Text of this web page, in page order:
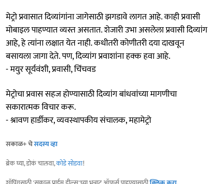
मेट्रो प्रवासात दिव्यांगांना जागेसाठी झगडावे लागत आहे. काही प्रवासी
मोबाइल पाहण्यात व्यस्त असतात. शेजारी उभा असलेला प्रवासी दिव्यांग
आहे, हे त्यांना लक्षात येत नाही. कधीतरी कोणीतरी दया दाखवून
बसायला जागा देते. पण, दिव्यांग प्रवाशांना हक्क हवा आहे.
- मयुर सूर्यवंशी, प्रवासी, चिंचवड
मेट्रोचा प्रवास सहज होण्यासाठी दिव्यांग बांधवांच्या मागणीचा
सकारात्मक विचार करू.
- श्रावण हार्डीकर, व्यवस्थापकीय संचालक, महामेट्रो
सकाळ+ चेसदस्य व्हा
ब्रेक घ्या, डोकं चालवा,कोडे सोडवा!